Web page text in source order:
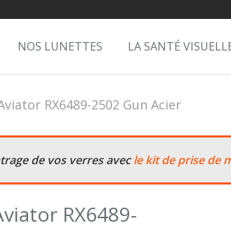
NOS LUNETTES LA SANTÉ
RX6489-2502 Gun Acier
de vos verres avecle kit de prise de
RX6489-